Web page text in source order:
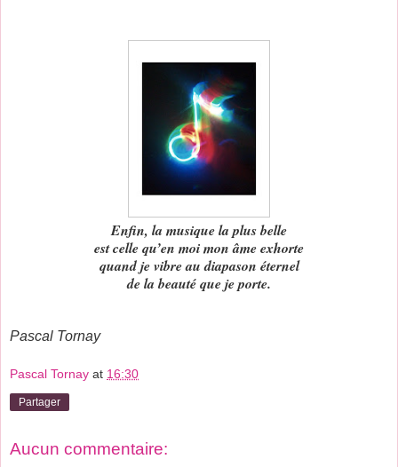
Enfin, la musique la plus belle
est celle qu’en moi mon âme exhorte
quand je vibre au diapason éternel
de la beauté que je porte.
Pascal Tornay
Pascal Tornay at 16:30
Partager
Aucun commentaire: